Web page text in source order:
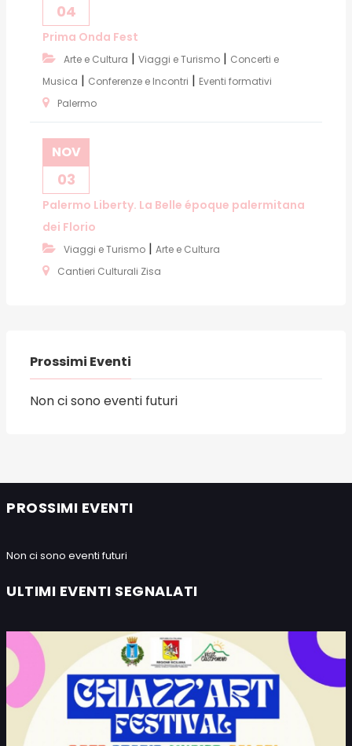
04
Prima Onda Fest
Arte e Cultura | Viaggi e Turismo | Concerti e
Musica | Conferenze e Incontri | Eventi formativi
Palermo
NOV
03
Palermo Liberty. La Belle époque palermitana
dei Florio
Viaggi e Turismo | Arte e Cultura
Cantieri Culturali Zisa
Prossimi Eventi
Non ci sono eventi futuri
PROSSIMI EVENTI
Non ci sono eventi futuri
ULTIMI EVENTI SEGNALATI